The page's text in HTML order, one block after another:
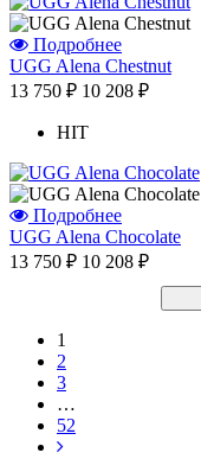
Подробнее
UGG Alena Chestnut
13 750 ₽ 10 208 ₽
HIT
Подробнее
UGG Alena Chocolate
13 750 ₽ 10 208 ₽
1
2
3
…
52